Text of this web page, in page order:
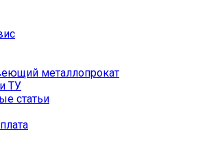
металлопрокат
ТУ
статьи